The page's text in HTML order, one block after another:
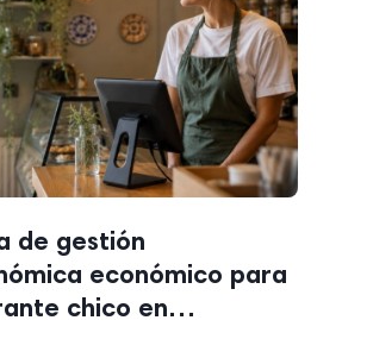
de gestión
económico para
chico en